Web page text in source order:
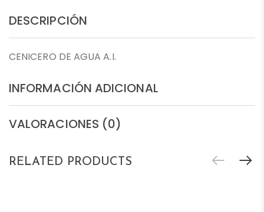
DESCRIPCIÓN
CENICERO DE AGUA A.I.
INFORMACIÓN ADICIONAL
VALORACIONES (0)
RELATED PRODUCTS